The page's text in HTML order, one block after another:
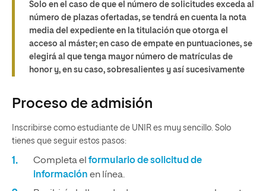
Solo en el caso de que el número de solicitudes exceda al
número de plazas ofertadas, se tendrá en cuenta la nota
media del expediente en la titulación que otorga el
acceso al máster; en caso de empate en puntuaciones, se
elegirá al que tenga mayor número de matrículas de
honor y, en su caso, sobresalientes y así sucesivamente
Proceso de admisión
Inscribirse como estudiante de UNIR es muy sencillo. Solo
tienes que seguir estos pasos:
Completa el formulario de solicitud de
información en línea.